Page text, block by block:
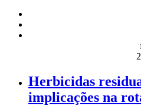
Herbicidas
implicações na